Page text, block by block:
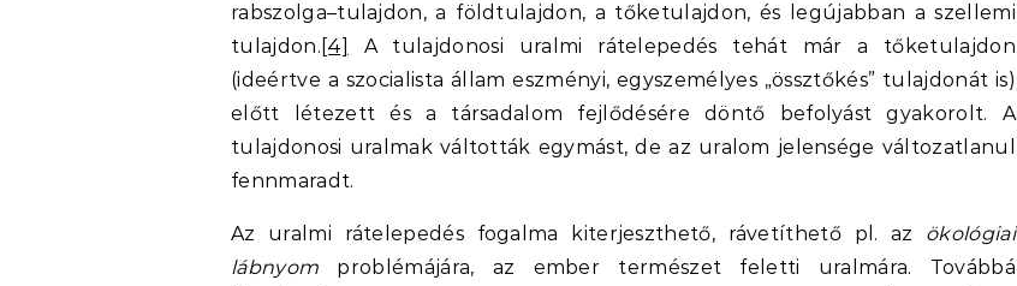
rabszolga–tulajdon, a földtulajdon, a tőketulajdon, és legújabban a szellemi
tulajdon. [4]
A tulajdonosi uralmi rátelepedés tehát már a tőketulajdon
(ideértve a szocialista állam eszményi, egyszemélyes „össztőkés” tulajdonát is)
előtt létezett és a társadalom fejlődésére döntő befolyást gyakorolt. A
tulajdonosi uralmak váltották egymást, de az uralom jelensége változatlanul
fennmaradt.
Az uralmi rátelepedés fogalma kiterjeszthető, rávetíthető pl. az ökológiai
lábnyom problémájára, az ember természet feletti uralmára. Továbbá